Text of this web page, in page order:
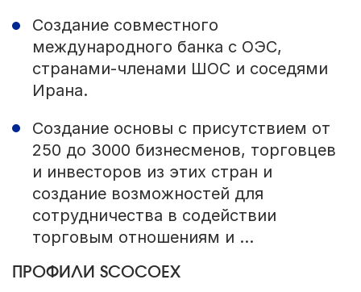
Создание совместного
международного банка с ОЭС,
странами-членами ШОС и соседями
Ирана.
Создание основы с присутствием от
250 до 3000 бизнесменов, торговцев
и инвесторов из этих стран и
создание возможностей для
сотрудничества в содействии
торговым отношениям и ...
ПРОФИЛИ SCOCOEX